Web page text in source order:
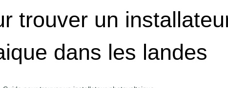
trouver un
dans les landes